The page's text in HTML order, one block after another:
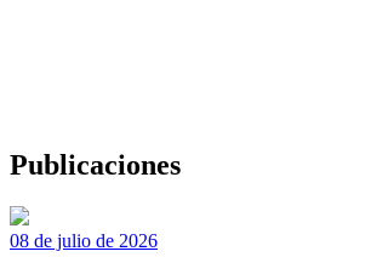
Publicaciones
08 de julio de 2026